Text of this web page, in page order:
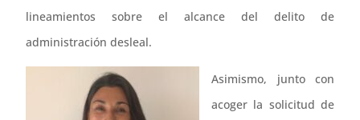
lineamientos sobre el alcance del delito de
administración desleal.
Asimismo, junto con
acoger la solicitud de